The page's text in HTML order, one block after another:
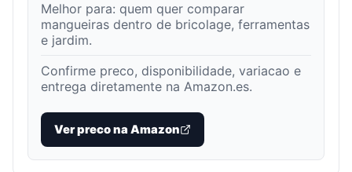
Melhor para: quem quer comparar
mangueiras dentro de bricolage, ferramentas
e jardim.
Confirme preco, disponibilidade, variacao e
entrega diretamente na Amazon.es.
Ver preco na Amazon